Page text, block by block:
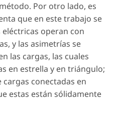
Por otro lado, es
que en este trabajo se
operan con
y las asimetrías se
las cargas, las cuales
en estrella y en triángulo;
cargas conectadas en
estas están sólidamente